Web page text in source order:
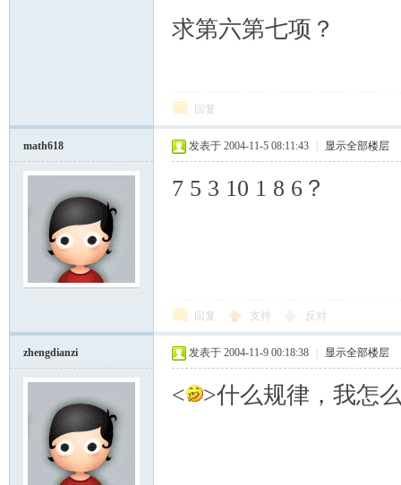
求第六第七项？
回复
math618 发表于 2004-11-5 08:11:43 显示全部楼层
7 5 3 10 1 8 6？
回复 支持 反对
zhengdianzi 发表于 2004-11-9 00:18:38 显示全部楼层
< >什么规律，我怎